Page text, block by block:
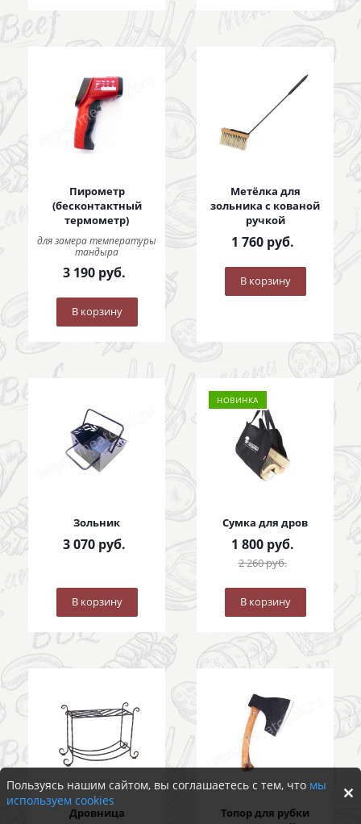
Пирометр
(бесконтактный
термометр)
для замера температуры
тандыра
3 190руб.
В корзину
Метёлка для
зольника с кованой
ручкой
1 760руб.
В корзину
Зольник
3 070руб.
В корзину
НОВИНКА
Сумка для дров
1 800руб.
2 260руб.
В корзину
Дровница
Топор для рубки
Пользуясь нашим сайтом, вы соглашаетесь с тем, что мы
используем cookies